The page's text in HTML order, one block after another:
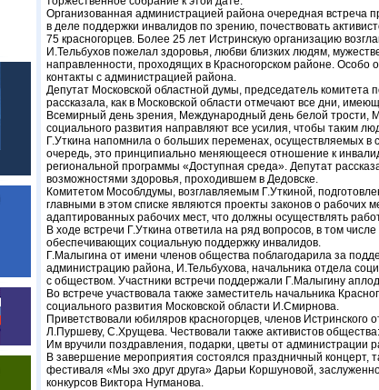
Организованная администрацией района очередная встреча
в деле поддержки инвалидов по зрению, почествовать
75 красногорцев. Более 25 лет Истринскую организацию
И.Тельбухов пожелал здоровья, любви близких людям,
направленности, проходящих в Красногорском районе. Особо
контакты с администрацией района.
Депутат Московской областной думы, председатель
рассказала, как в Московской области отмечают все дни,
Всемирный день зрения, Международный день белой трости,
социального развития направляют все усилия, чтобы таким
Г.Уткина напомнила о больших переменах, осуществляемых в
очередь, это принципиально меняющееся отношение к
региональной программы «Доступная среда». Депутат
возможностями здоровья, проходившем в Дедовске.
Комитетом Мособлдумы, возглавляемым Г.Уткиной,
главными в этом списке являются проекты законов о рабочих
адаптированных рабочих мест, что должны осуществлять
В ходе встречи Г.Уткина ответила на ряд вопросов, в том
обеспечивающих социальную поддержку инвалидов.
Г.Малыгина от имени членов общества поблагодарила за
администрацию района, И.Тельбухова, начальника отдела
с обществом. Участники встречи поддержали Г.Малыгину
Во встрече участвовала также заместитель начальника
социального развития Московской области И.Смирнова.
Приветствовали юбиляров красногорцев, членов
Л.Пуршеву, С.Хрущева. Чествовали также активистов
Им вручили поздравления, подарки, цветы от администрации
В завершение мероприятия состоялся праздничный концерт,
фестиваля «Мы эхо друг друга» Дарьи Коршуновой,
конкурсов Виктора Нугманова.